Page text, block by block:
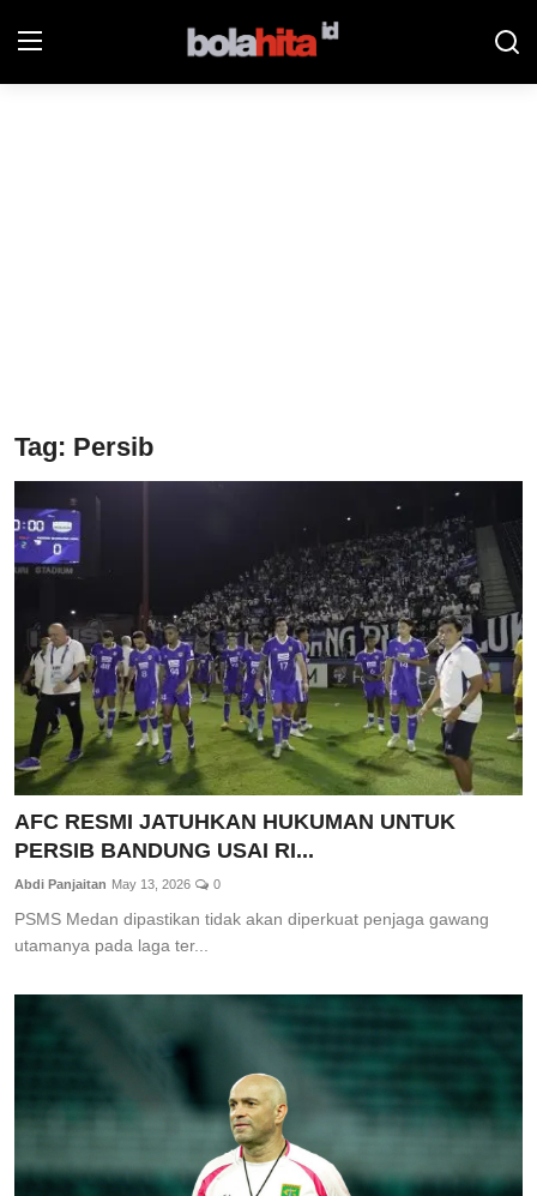
Futsalhita
Sportainment
Total Sports
Contact
Pedoman Media Siber
Tag: Persib
AFC RESMI JATUHKAN HUKUMAN UNTUK
PERSIB BANDUNG USAI RI...
Abdi Panjaitan May 13, 2026 0
PSMS Medan dipastikan tidak akan diperkuat penjaga gawang
utamanya pada laga ter...